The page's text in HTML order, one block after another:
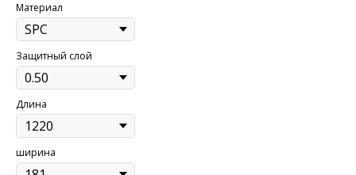
Материал
Защитный слой
Длина
ширина